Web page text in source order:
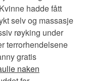
hadde fått
selv og massasje
røyking under
terrorhendelsene
gratis
naken